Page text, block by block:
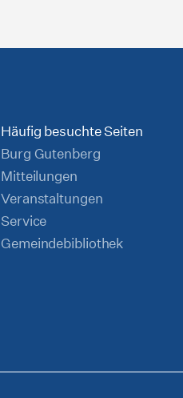
Häufig besuchte Seiten
Burg Gutenberg
Mitteilungen
Veranstaltungen
Service
Gemeindebibliothek